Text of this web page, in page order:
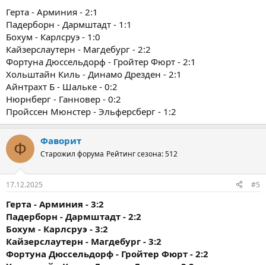
Герта - Арминия - 2:1
Падерборн - Дармштадт - 1:1
Бохум - Карлсруэ - 1:0
Кайзерслаутерн - Магдебург - 2:2
Фортуна Дюссельдорф - Гройтер Фюрт - 2:1
Хольштайн Киль - Динамо Дрезден - 2:1
Айнтрахт Б - Шальке - 0:2
Нюрнберг - Ганновер - 0:2
Пройссен Мюнстер - Эльферсберг - 1:2
Ф Фаворит
Старожил форума Рейтинг сезона: 512
17.12.2025 #5
Герта - Арминия - 3:2
Падерборн - Дармштадт - 2:2
Бохум - Карлсруэ - 3:2
Кайзерслаутерн - Магдебург - 3:2
Фортуна Дюссельдорф - Гройтер Фюрт - 2:2